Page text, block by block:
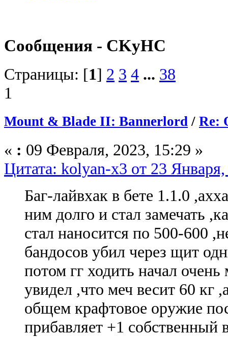
Сообщения - CKyHC
Страницы: [1] 2 3 4 ... 38
1
Mount & Blade II: Bannerlord / Re:
« : 09 Февраля, 2023, 15:29 »
Цитата: kolyan-x3 от 23
Баг-лайвхак в бете 1.1.0
ним долго и стал замечать
стал наносится по 500-600
бандосов убил через щит
потом гг ходить начал
увидел ,что меч весит 60 кг
общем крафтовое оружие
прибавляет +1 собственный